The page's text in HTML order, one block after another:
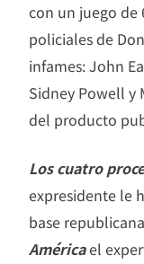
con un juego de
policiales de
infames: John
Sidney Powell y
del producto
Los cuatro
expresidente le
base
Américael